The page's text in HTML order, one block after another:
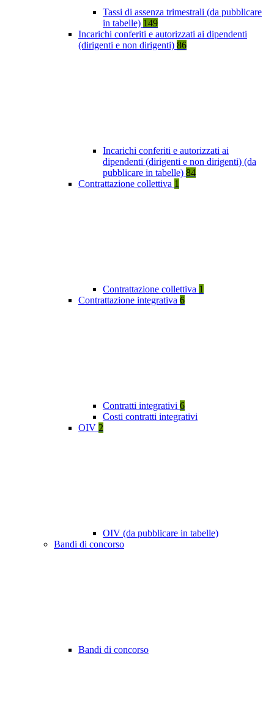
Tassi di assenza trimestrali (da pubblicare
in tabelle) 149
Incarichi conferiti e autorizzati ai dipendenti
(dirigenti e non dirigenti) 86
Incarichi conferiti e autorizzati ai
dipendenti (dirigenti e non dirigenti) (da
pubblicare in tabelle) 84
Contrattazione collettiva 1
Contrattazione collettiva 1
Contrattazione integrativa 6
Contratti integrativi 6
Costi contratti integrativi
OIV 2
OIV (da pubblicare in tabelle)
Bandi di concorso
Bandi di concorso